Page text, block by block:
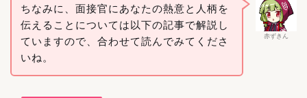
赤ずきん
ちなみに、面接官にあなたの熱意と人柄を
伝えることについては以下の記事で解説し
ていますので、合わせて読んでみてくださ
いね。